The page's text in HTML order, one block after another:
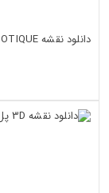
دانلود نقشه BOTIQUE طراحی (کد27163)